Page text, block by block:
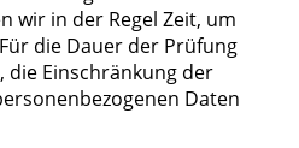
wir in der Regel Zeit, um
die Dauer der Prüfung
die Einschränkung der
Daten